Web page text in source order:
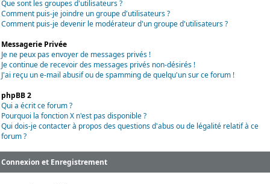
Que sont les groupes d'utilisateurs ?
Comment puis-je joindre un groupe d'utilisateurs ?
Comment puis-je devenir le modérateur d'un groupe d'utilisateurs ?
Messagerie Privée
Je ne peux pas envoyer de messages privés !
Je continue de recevoir des messages privés non-désirés !
J'ai reçu un e-mail abusif ou de spamming de quelqu'un sur ce forum !
phpBB 2
Qui a écrit ce forum ?
Pourquoi la fonction X n'est pas disponible ?
Qui dois-je contacter à propos des questions d'abus ou de légalité relatif à ce
forum ?
Connexion et Enregistrement